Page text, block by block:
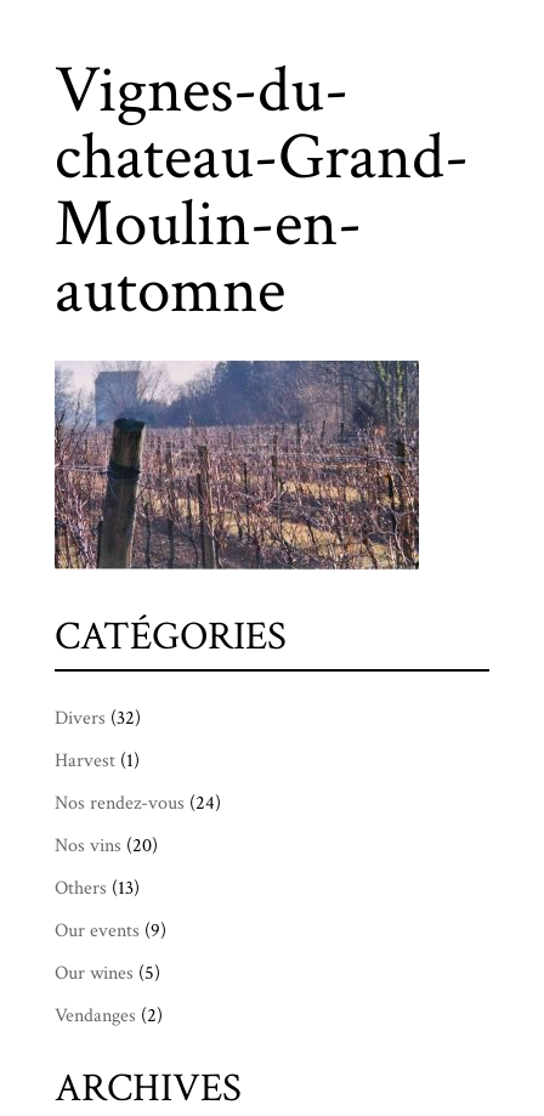
Vignes-du-
chateau-Grand-
Moulin-en-
automne
CATÉGORIES
Divers (32)
Harvest(1)
Nos rendez-vous (24)
Nos vins (20)
Others (13)
Our events (9)
Our wines (5)
Vendanges (2)
ARCHIVES